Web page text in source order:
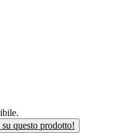
questo prodotto!